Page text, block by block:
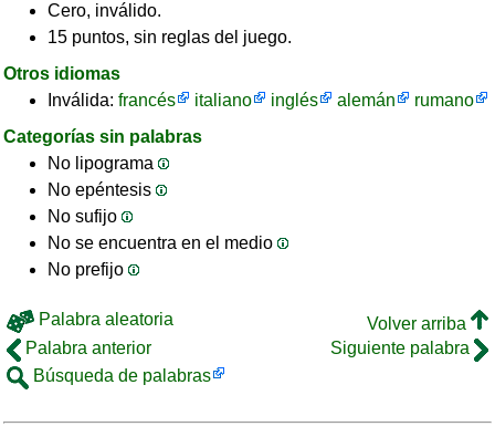
Cero, inválido.
15 puntos, sin reglas del juego.
Otros idiomas
Inválida: francés italiano inglés alemán
rumano
Categorías sin palabras
No lipograma
No epéntesis
No sufijo
No se encuentra en el medio
No prefijo
Palabra aleatoria
Volver arriba
Palabra anterior
Siguiente palabra
Búsqueda de palabras